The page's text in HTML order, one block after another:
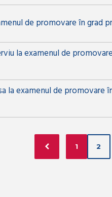
de promovare în grad
la examenul de
la examenul de promovare
1 2